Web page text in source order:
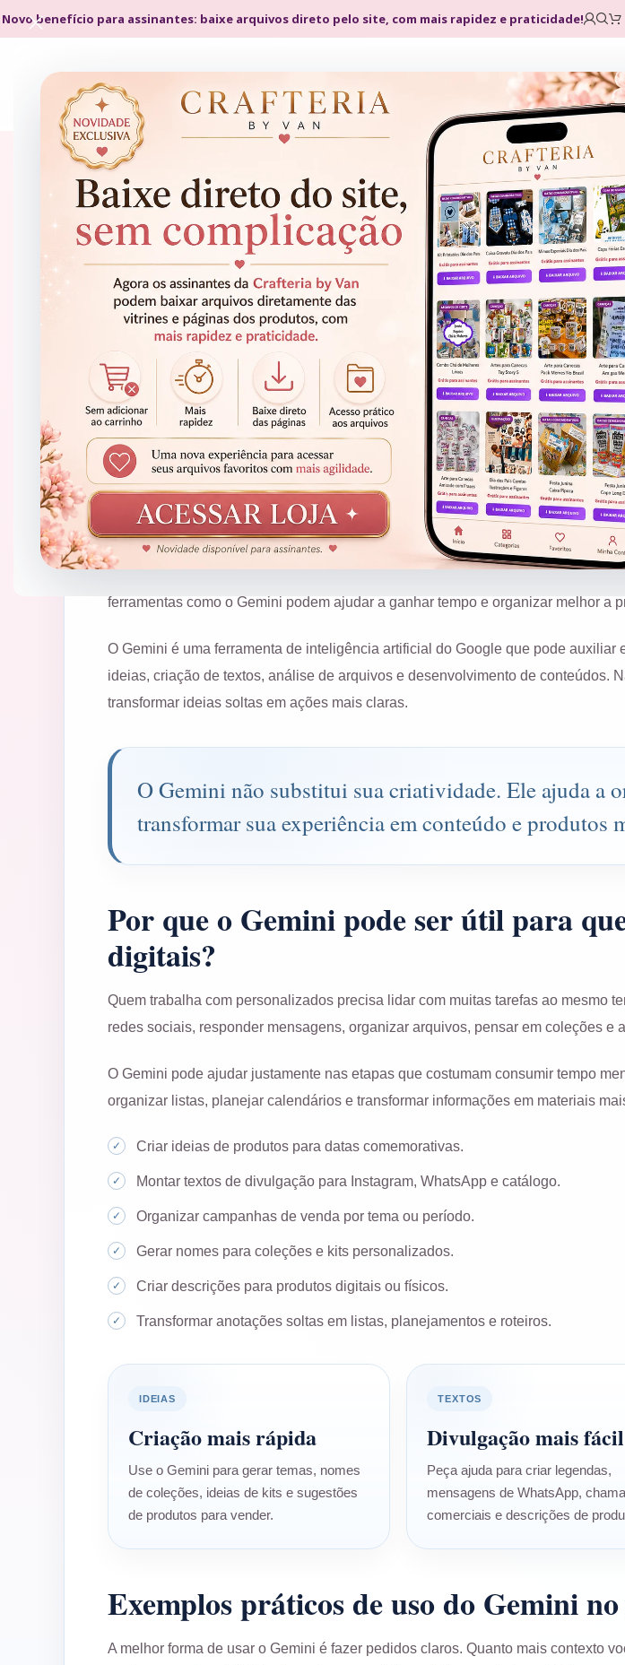
Novo benefício para assinantes: baixe arquivos direto pelo site, com mais rapidez e praticidade!
Home Loja
INTELIGÊNCIA
Como oGeminipode
Entenda como usar o Gemini de forma prática para criar ideias,
textos de venda e ganhar tempo na
IA
A inteligência artificial deixou de ser uma ferramenta distante e passou a fazer
designers, papelarias criativas, profissionais de personalizados e
ferramentas como o Gemini podem ajudar a ganhar tempo e organizar melhor a
O Gemini é uma ferramenta de inteligência artificial do Google que pode
ideias, criação de textos, análise de arquivos e desenvolvimento de conteúdos.
transformar ideias soltas em ações mais claras.
O Gemini não substitui sua criatividade. Ele ajuda a
transformar sua experiência em conteúdo e produtos
Por que o Gemini pode ser útil para
digitais?
Quem trabalha com personalizados precisa lidar com muitas tarefas ao mesmo
redes sociais, responder mensagens, organizar arquivos, pensar em coleções e
O Gemini pode ajudar justamente nas etapas que costumam consumir tempo
organizar listas, planejar calendários e transformar informações em materiais
Criar ideias de produtos para datas comemorativas.
Montar textos de divulgação para Instagram, WhatsApp e catálogo.
Organizar campanhas de venda por tema ou período.
Gerar nomes para coleções e kits personalizados.
Criar descrições para produtos digitais ou físicos.
Transformar anotações soltas em listas, planejamentos e roteiros.
IDEIAS
Criação mais rápida
Use o Gemini para gerar temas, nomes
de coleções, ideias de kits e sugestões
de produtos para vender.
TEXTOS
Divulgação mais fácil
Peça ajuda para criar legendas,
mensagens de WhatsApp,
comerciais e descrições de
Exemplos práticos de uso do Gemini
A melhor forma de usar o Gemini é fazer pedidos claros. Quanto mais contexto